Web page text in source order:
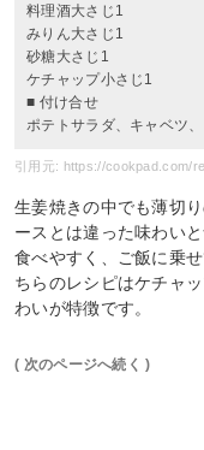
料理酒大さじ1
みりん大さじ1
砂糖大さじ1
ケチャップ小さじ1
■ 付け合せ
ポテトサラダ、キャベツ
引用元: https://cookpad.com/
生姜焼きの中でも薄切
ースとは違った味わい
食べやすく、ご飯に乗
ちらのレシピはケチャ
わいが特徴です。
( 次のページへ続く )